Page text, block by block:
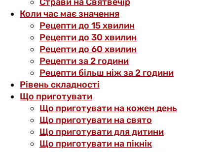
Коли час має значення
Рецепти до 15 хвилин
Рецепти до 30 хвилин
Рецепти до 60 хвилин
Рецепти за 2 години
Рецепти більш ніж за 2 години
Рівень складності
Що приготувати
Що приготувати на кожен день
Що приготувати на свято
Що приготувати для дитини
Що приготувати на пікнік